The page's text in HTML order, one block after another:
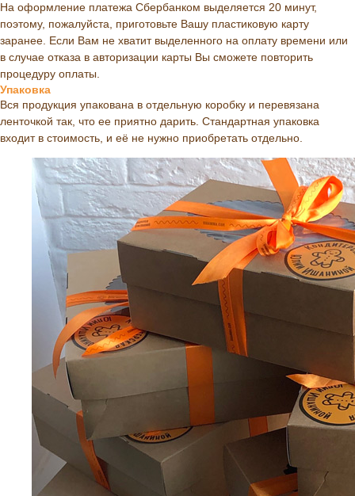
На оформление платежа Сбербанком выделяется 20 минут,
поэтому, пожалуйста, приготовьте Вашу пластиковую карту
заранее. Если Вам не хватит выделенного на оплату времени или
в случае отказа в авторизации карты Вы сможете повторить
процедуру оплаты.
Упаковка
Вся продукция упакована в отдельную коробку и перевязана
ленточкой так, что ее приятно дарить. Стандартная упаковка
входит в стоимость, и её не нужно приобретать отдельно.